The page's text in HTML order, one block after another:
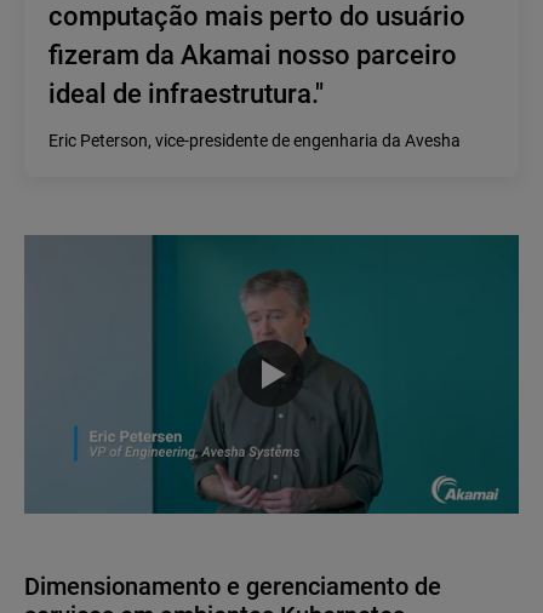
computação mais perto do usuário
fizeram da Akamai nosso parceiro
ideal de infraestrutura."
Eric Peterson, vice-presidente de engenharia da Avesha
Dimensionamento e gerenciamento de